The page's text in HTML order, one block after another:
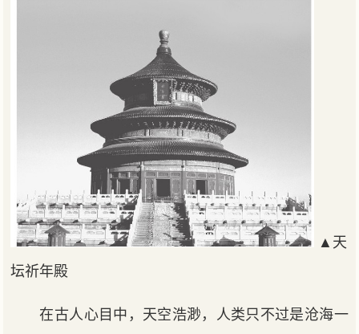
▲天
坛祈年殿
在古人心目中，天空浩渺，人类只不过是沧海一